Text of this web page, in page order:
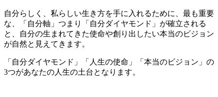
自分らしく、私らしい生き方を手に入れるために、最も重要
な、
「自分軸」つまり「自分ダイヤモンド」 が確立される
と、自分の生まれてきた使命や創り出したい本当のビジョン
が自然と見えてきます。
「自分ダイヤモンド」「人生の使命」「本当のビジョン」 の
3つがあなたの人生の土台 となります。